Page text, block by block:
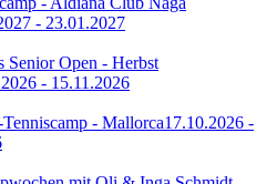
- 23.01.2027
Senior Open - Herbst
- 15.11.2026
- Mallorca17.10.2026 -